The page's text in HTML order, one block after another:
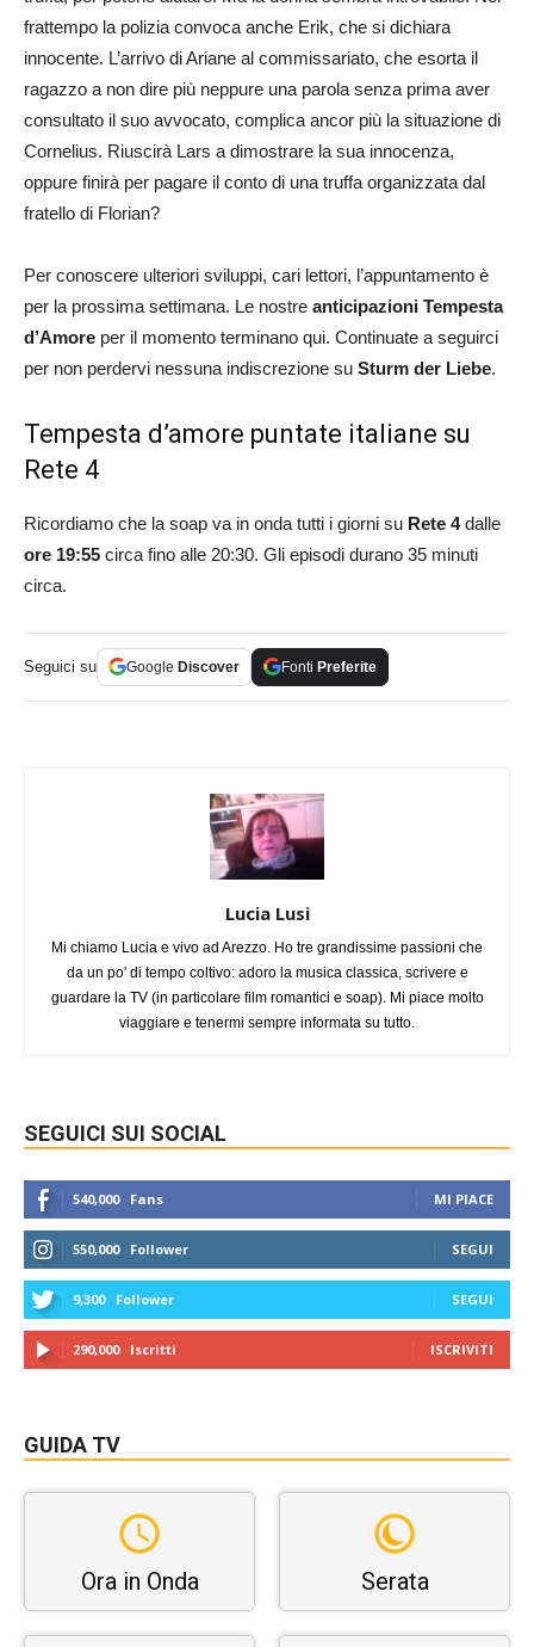
frattempo la polizia convoca anche Erik, che si dichiara
innocente. L’arrivo di Ariane al commissariato, che esorta il
ragazzo a non dire più neppure una parola senza prima aver
consultato il suo avvocato, complica ancor più la situazione di
Cornelius. Riuscirà Lars a dimostrare la sua innocenza,
oppure finirà per pagare il conto di una truffa organizzata dal
fratello di Florian?
Per conoscere ulteriori sviluppi, cari lettori, l’appuntamento è
per la prossima settimana. Le nostre anticipazioni Tempesta
d’Amore per il momento terminano qui. Continuate a seguirci
per non perdervi nessuna indiscrezione su Sturm der Liebe.
Tempesta d’amore puntate italiane su
Rete 4
Ricordiamo che la soap va in onda tutti i giorni su Rete 4dalle
ore 19:55 circa fino alle 20:30. Gli episodi durano 35 minuti
circa.
Seguici su Google Discover Fonti Preferite
Lucia Lusi
Mi chiamo Lucia e vivo ad Arezzo. Ho tre grandissime passioni che
da un po' di tempo coltivo: adoro la musica classica, scrivere e
guardare la TV (in particolare film romantici e soap). Mi piace molto
viaggiare e tenermi sempre informata su tutto.
SEGUICI SUI SOCIAL
540,000 Fans MI PIACE
550,000 Follower SEGUI
9,300 Follower SEGUI
290,000 Iscritti ISCRIVITI
GUIDA TV
Ora in Onda Serata